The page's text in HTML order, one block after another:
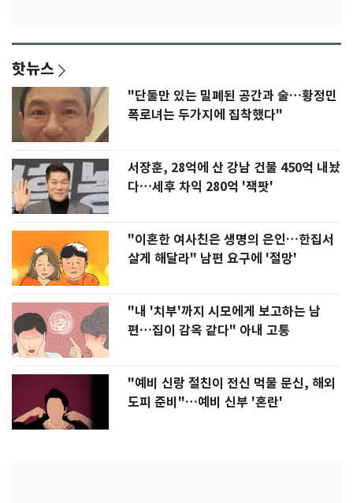
핫뉴스
"단둘만 있는 밀폐된 공간과 술…황정민
폭로녀는 두가지에 집착했다"
서장훈, 28억에 산 강남 건물 450억 내놨
다…세후 차익 280억 '잭팟'
"이혼한 여사친은 생명의 은인…한집서
살게 해달라" 남편 요구에 '절망'
"내 '치부'까지 시모에게 보고하는 남
편…집이 감옥 같다" 아내 고통
"예비 신랑 절친이 전신 먹물 문신, 해외
도피 준비"…예비 신부 '혼란'